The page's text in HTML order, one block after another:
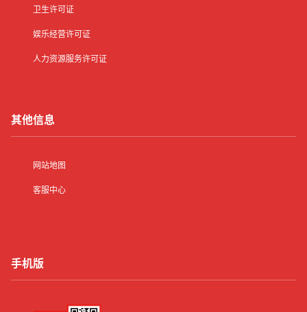
卫生许可证
娱乐经营许可证
人力资源服务许可证
其他信息
网站地图
客服中心
手机版